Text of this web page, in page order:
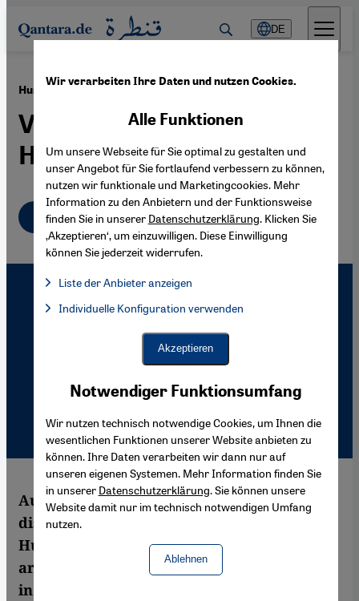
Direkt zum Inhalt springen
DE
Humor in der arabischen Kultur ·27.07.2007
Versteckte Kamera im
Himmel
Deutsch
Auf einem Symposium in Berlin
diskutierten internationale Vertreter über
Humor in den Gesellschaften der
arabischen Welt von der Vergangenheit bis
in die Gegenwart. Über die schwankenden
Wir verarbeiten Ihre Daten und nutzen Cookies.
Notwendiger Funktionsumfang
Wir nutzen technisch notwendige Cookies, um Ihnen die
wesentlichen Funktionen unserer Website anbieten zu
können. Ihre Daten verarbeiten wir dann nur auf
unseren eigenen Systemen. Mehr Information finden Sie
in unserer Datenschutzerklärung. Sie können unsere
Website damit nur im technisch notwendigen Umfang
nutzen.
Ablehnen
Alle Funktionen
Um unsere Webseite für Sie optimal zu gestalten und
unser Angebot für Sie fortlaufend verbessern zu können,
nutzen wir funktionale und Marketingcookies. Mehr
Information zu den Anbietern und der Funktionsweise
finden Sie in unserer Datenschutzerklärung. Klicken Sie
‚Akzeptieren‘, um einzuwilligen. Diese Einwilligung
können Sie jederzeit widerrufen.
Liste der Anbieter anzeigen
Facebook Embed / Facebook Connect, Google Maps Embed,
Facebook Embed / Facebook Connect
Google Maps Embed
Individuelle Konfiguration verwenden
Akzeptieren